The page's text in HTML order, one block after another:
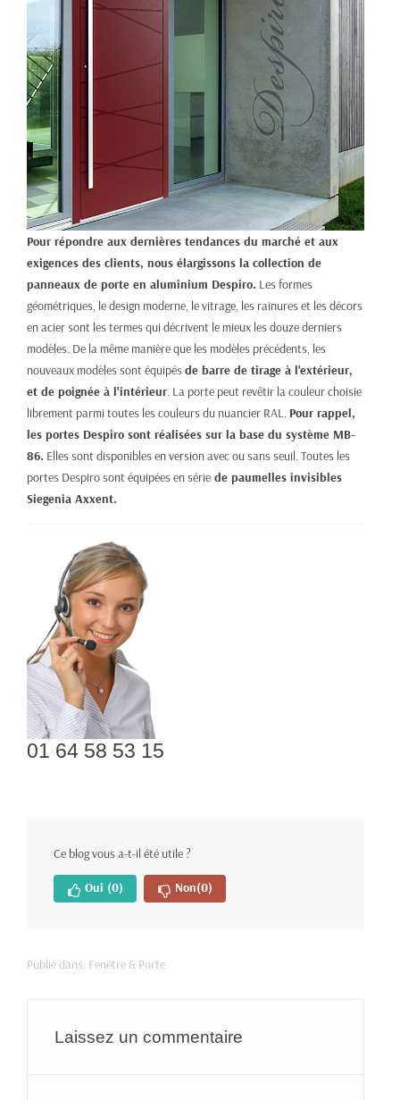
Pour répondre aux dernières tendances du marché et aux
exigences des clients, nous élargissons la collection de
panneaux de porte en aluminium Despiro. Les formes
géométriques, le design moderne, le vitrage, les rainures et les décors
en acier sont les termes qui décrivent le mieux les douze derniers
modèles. De la même manière que les modèles précédents, les
nouveaux modèles sont équipésde barre de tirage à l'extérieur,
et de poignée à l'intérieur. La porte peut revêtir la couleur choisie
librement parmi toutes les couleurs du nuancier RAL. Pour rappel,
les portes Despiro sont réalisées sur la base du système MB-
86. Elles sont disponibles en version avec ou sans seuil. Toutes les
portes Despiro sont équipées en série de paumelles invisibles
Siegenia Axxent.
01 64 58 53 15
Ce blog vous a-t-il été utile ?
Oui (0) Non(0)
Publié dans: Fenêtre & Porte
Laissez un commentaire